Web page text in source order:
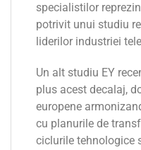
specialistilor
potrivit unui studiu
liderilor industriei
Un alt studiu EY
plus acest decalaj,
europene
cu planurile de
ciclurile tehnologice